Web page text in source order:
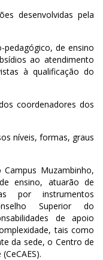
desenvolvidas pela
pedagógico, de ensino
ao atendimento
à qualificação do
coordenadores dos
níveis, formas, graus
Muzambinho,
ensino, atuarão de
por instrumentos
Superior do
de apoio
tais como
da sede, o Centro de